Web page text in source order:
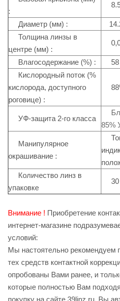
+3.50
+3.75
+4.25
+4.75
+5.25
:
8.5
Диаметр (мм) :
Толщина линзы в
центре (мм) :
Влагосодержание (%) :
58
Кислородный поток (%
кислорода, доступного
роговице) :
УФ-защита 2-го класса
85%
Манипулярное
окрашивание :
Количество линз в
упаковке
30
Внимание ! Приобретение
интернет-магазине
условий:
Мы настоятельно рекомендуем
тех средств контактной
опробованы Вами ранее, и
которые полностью Вам
покупку на сайте 39linz.ru, Вы